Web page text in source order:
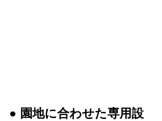
● 園地に合わせた専用設